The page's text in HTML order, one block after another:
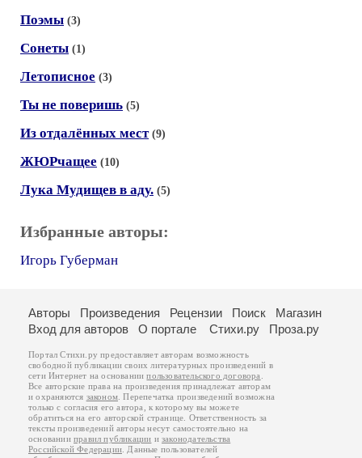
Поэмы (3)
Сонеты (1)
Летописное (3)
Ты не поверишь (5)
Из отдалённых мест (9)
ЖЮРчащее (10)
Лука Мудищев в аду. (5)
Избранные авторы:
Игорь Губерман
Авторы Произведения Рецензии Поиск
Магазин
Вход для авторов
О портале Стихи.ру Проза.ру
Портал Стихи.ру предоставляет авторам возможность
свободной публикации своих литературных произведений в
сети Интернет на основаниипользовательского договора
Все авторские права на произведения принадлежат авторам
и охраняются законом . Перепечатка произведений возможна
только с согласия его автора, к которому вы можете
обратиться на его авторской странице. Ответственность за
тексты произведений авторы несут самостоятельно на
основанииправил публикации изаконодательства
Российской Федерации . Данные пользователей